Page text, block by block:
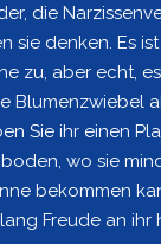
die
sie denken. Es
zu, aber echt,
Blumenzwiebel
Sie ihr einen
wo sie
bekommen
Freude an ihr